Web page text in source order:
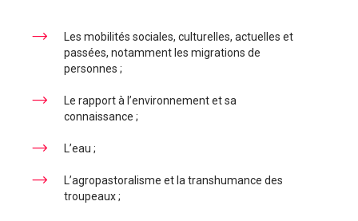
Les mobilités sociales, culturelles, actuelles et
passées, notamment les migrations de
personnes ;
Le rapport à l’environnement et sa
connaissance ;
L’eau ;
L’agropastoralisme et la transhumance des
troupeaux ;